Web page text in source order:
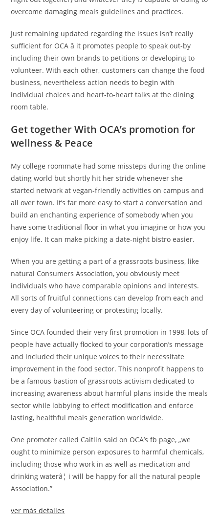
overcome damaging meals guidelines and practices.
Just remaining updated regarding the issues isn’t really
sufficient for OCA â it promotes people to speak out-by
including their own brands to petitions or developing to
volunteer. With each other, customers can change the food
business, nevertheless action needs to begin with
individual choices and heart-to-heart talks at the dining
room table.
Get together With OCA’s promotion for
wellness & Peace
My college roommate had some missteps during the online
dating world but shortly hit her stride whenever she
started network at vegan-friendly activities on campus and
all over town. It’s far more easy to start a conversation and
build an enchanting experience of somebody when you
have some traditional floor in what you imagine or how you
enjoy life. It can make picking a date-night bistro easier.
When you are getting a part of a grassroots business, like
natural Consumers Association, you obviously meet
individuals who have comparable opinions and interests.
All sorts of fruitful connections can develop from each and
every day of volunteering or protesting locally.
Since OCA founded their very first promotion in 1998, lots of
people have actually flocked to your corporation’s message
and included their unique voices to their necessitate
improvement in the food sector. This nonprofit happens to
be a famous bastion of grassroots activism dedicated to
increasing awareness about harmful plans inside the meals
sector while lobbying to effect modification and enforce
lasting, healthful meals generation worldwide.
One promoter called Caitlin said on OCA’s fb page, „we
ought to minimize person exposures to harmful chemicals,
including those who work in as well as medication and
drinking waterâ¦ i will be happy for all the natural people
Association.”
ver más detalles